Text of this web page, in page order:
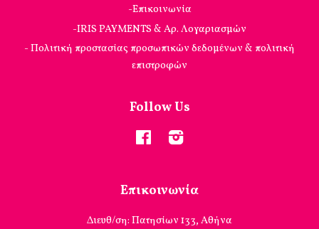
-Επικοινωνία
-IRIS PAYMENTS & Αρ. Λογαριασμών
- Πολιτική προστασίας προσωπικών δεδομένων & πολιτική
επιστροφών
Follow Us
Facebook
Επικοινωνία
Διευθ/ση: Πατησίων 133, Αθήνα